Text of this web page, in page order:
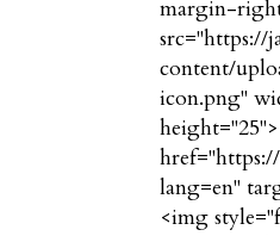
margin-
src="https://
content/
icon.png"
lang=en"
<img